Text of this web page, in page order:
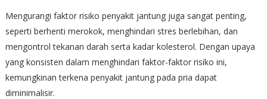
Mengurangi faktor risiko penyakit jantung juga sangat penting,
seperti berhenti merokok, menghindari stres berlebihan, dan
mengontrol tekanan darah serta kadar kolesterol. Dengan upaya
yang konsisten dalam menghindari faktor-faktor risiko ini,
kemungkinan terkena penyakit jantung pada pria dapat
diminimalisir.